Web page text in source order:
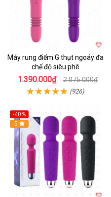
Máy rung điểm G thụt ngoáy đa
chế độ siêu phê
1.390.000₫ 2.075.000₫
(926)
-40%
5